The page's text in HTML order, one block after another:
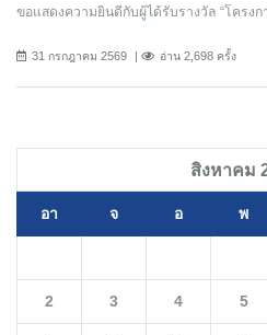
ขอแสดงความยินดีกับผู้ได้รับรางวัล “โครงก
31 กรกฎาคม 2569 อ่าน 2,698 ครั้ง
สิงหาคม
อา จ อ พ
2 3 4 5